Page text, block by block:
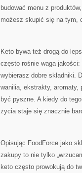
budować menu z
możesz skupić się na tym,
Keto bywa też drogą do
często rośnie waga
wybierasz dobre składniki.
wanilia, ekstrakty, aromaty,
być pyszne. A kiedy do
życia staje się znacznie
Opisując FoodForce jako
zakupy to nie tylko
keto często prowokują do